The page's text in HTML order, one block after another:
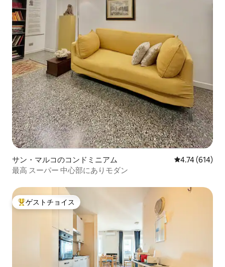
サン・マルコのコンドミニアム レビュー614
4.74 (614)
最高 スーパー 中心部にありモダン
大好評のゲストチョイスです。
ゲストチョイス